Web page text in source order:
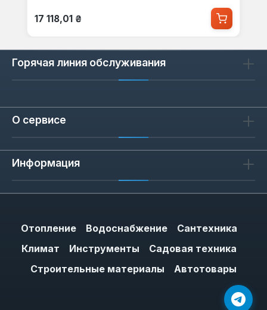
Обычная цена:
17 118,01 ₴
Горячая линия обслуживания
О сервисе
Информация
Отопление Водоснабжение
Сантехника
Климат
Инструменты
Садовая техника
Строительные материалы
Автотовары